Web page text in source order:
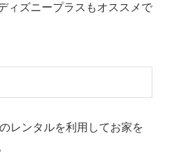
ィズニープラスもオススメで
レンタルを利用してお家を